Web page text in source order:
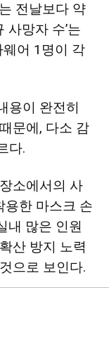
전날보다 약
사망자 수’는
어 1명이 각
용이 완전히
문에, 다소 감
다.
소에서의 사
용한 마스크 손
내 많은 인원
산 방지 노력
으로 보인다.